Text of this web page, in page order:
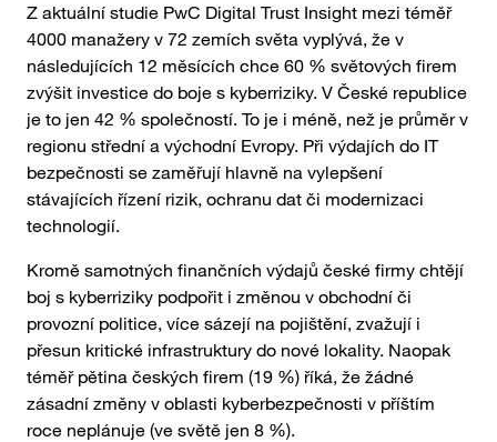
Z aktuální studie PwC Digital Trust Insight mezi téměř
4000 manažery v 72 zemích světa vyplývá, že v
následujících 12 měsících chce 60 % světových firem
zvýšit investice do boje s kyberriziky. V České republice
je to jen 42 % společností. To je i méně, než je průměr v
regionu střední a východní Evropy. Při výdajích do IT
bezpečnosti se zaměřují hlavně na vylepšení
stávajících řízení rizik, ochranu dat či modernizaci
technologií.
Kromě samotných finančních výdajů české firmy chtějí
boj s kyberriziky podpořit i změnou v obchodní či
provozní politice, více sázejí na pojištění, zvažují i
přesun kritické infrastruktury do nové lokality. Naopak
téměř pětina českých firem (19 %) říká, že žádné
zásadní změny v oblasti kyberbezpečnosti v příštím
roce neplánuje (ve světě jen 8 %).